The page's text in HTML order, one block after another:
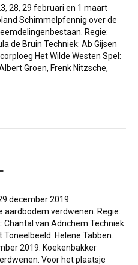
28, 29 februari en 1 maart
Schimmelpfennig over de
Regie:
de Bruin Techniek: Ab Gijsen
Het Wilde Westen Spel:
Groen, Frenk Nitzsche,
december 2019.
aardbodem verdwenen. Regie:
van Adrichem Techniek:
Helene Tabben.
2019. Koekenbakker
Voor het plaatsje